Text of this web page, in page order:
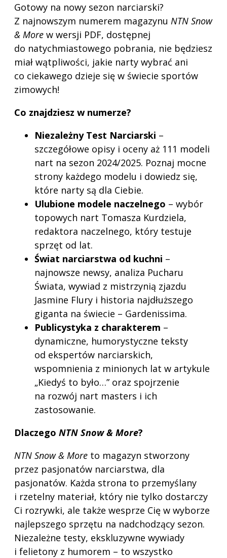
Gotowy na nowy sezon narciarski?
Z najnowszym numerem magazynu NTN Snow
& More w wersji PDF, dostępnej
do natychmiastowego pobrania, nie będziesz
miał wątpliwości, jakie narty wybrać ani
co ciekawego dzieje się w świecie sportów
zimowych!
Co znajdziesz w numerze?
Niezależny Test Narciarski –
szczegółowe opisy i oceny aż 111 modeli
nart na sezon 2024/2025. Poznaj mocne
strony każdego modelu i dowiedz się,
które narty są dla Ciebie.
Ulubione modele naczelnego – wybór
topowych nart Tomasza Kurdziela,
redaktora naczelnego, który testuje
sprzęt od lat.
Świat narciarstwa od kuchni –
najnowsze newsy, analiza Pucharu
Świata, wywiad z mistrzynią zjazdu
Jasmine Flury i historia najdłuższego
giganta na świecie – Gardenissima.
Publicystyka z charakterem –
dynamiczne, humorystyczne teksty
od ekspertów narciarskich,
wspomnienia z minionych lat w artykule
„Kiedyś to było…” oraz spojrzenie
na rozwój nart masters i ich
zastosowanie.
Dlaczego NTN Snow & More?
NTN Snow & More to magazyn stworzony
przez pasjonatów narciarstwa, dla
pasjonatów. Każda strona to przemyślany
i rzetelny materiał, który nie tylko dostarczy
Ci rozrywki, ale także wesprze Cię w wyborze
najlepszego sprzętu na nadchodzący sezon.
Niezależne testy, ekskluzywne wywiady
i felietony z humorem – to wszystko